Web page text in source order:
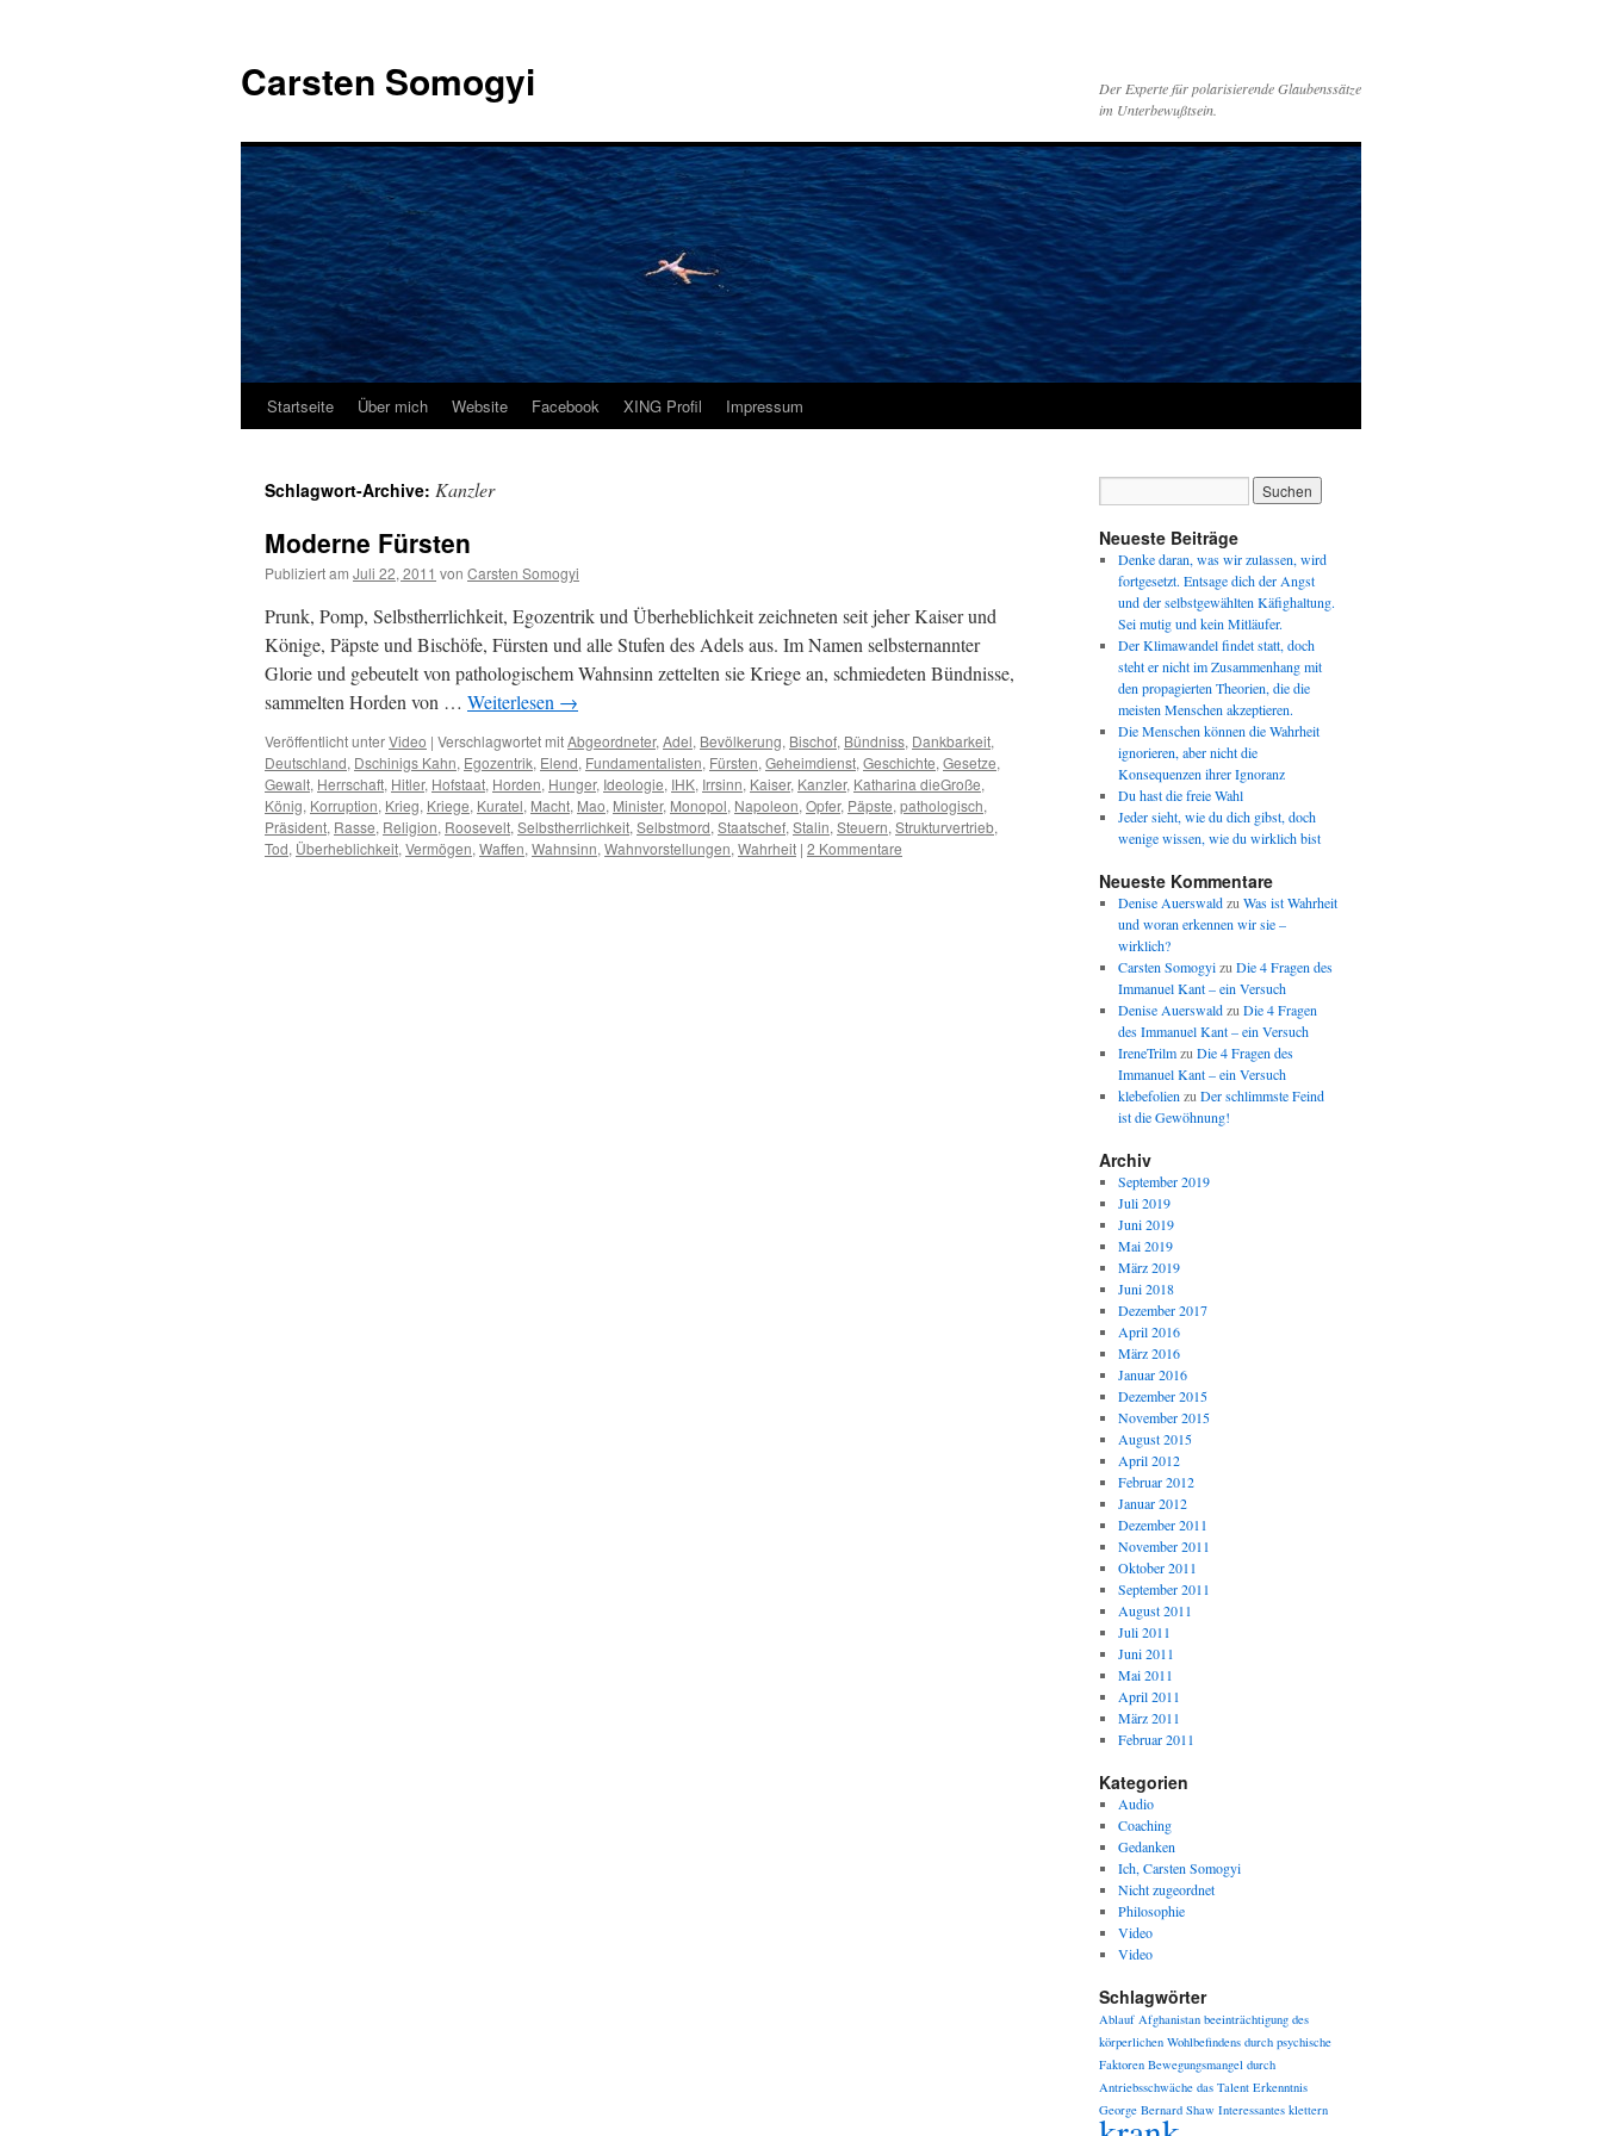
Carsten Somogyi
Der Experte für polarisierende Glaubenssätze
im Unterbewußtsein.
Zum
springen
Startseite Über mich Website Facebook XING Profil Impressum
Schlagwort-Archive: Kanzler
Moderne Fürsten
Publiziert am Juli 22, 2011 von Carsten Somogyi
Prunk, Pomp, Selbstherrlichkeit, Egozentrik und Überheblichkeit zeichneten seit jeher Kaiser und
Könige, Päpste und Bischöfe, Fürsten und alle Stufen des Adels aus. Im Namen selbsternannter
Glorie und gebeutelt von pathologischem Wahnsinn zettelten sie Kriege an, schmiedeten Bündnisse,
sammelten Horden von … Weiterlesen →
Veröffentlicht unterVideo | Verschlagwortet mitAbgeordneter, Adel, Bevölkerung, Bischof, Bündniss, Dankbarkeit,
Deutschland, Dschinigs Kahn, Egozentrik, Elend, Fundamentalisten, Fürsten, Geheimdienst, Geschichte, Gesetze,
Gewalt, Herrschaft, Hitler, Hofstaat, Horden, Hunger, Ideologie, IHK, Irrsinn, Kaiser, Kanzler, Katharina dieGroße,
König, Korruption, Krieg, Kriege, Kuratel, Macht, Mao, Minister, Monopol, Napoleon, Opfer, Päpste, pathologisch,
Präsident, Rasse, Religion, Roosevelt, Selbstherrlichkeit, Selbstmord, Staatschef, Stalin, Steuern, Strukturvertrieb,
Tod, Überheblichkeit, Vermögen, Waffen, Wahnsinn, Wahnvorstellungen, Wahrheit | 2 Kommentare
Neueste Beiträge
Denke daran, was wir zulassen, wird
fortgesetzt. Entsage dich der Angst
und der selbstgewählten Käfighaltung.
Sei mutig und kein Mitläufer.
Der Klimawandel findet statt, doch
steht er nicht im Zusammenhang mit
den propagierten Theorien, die die
meisten Menschen akzeptieren.
Die Menschen können die Wahrheit
ignorieren, aber nicht die
Konsequenzen ihrer Ignoranz
Du hast die freie Wahl
Jeder sieht, wie du dich gibst, doch
wenige wissen, wie du wirklich bist
Neueste Kommentare
Denise Auerswaldzu Was ist Wahrheit
und woran erkennen wir sie –
wirklich?
Carsten Somogyizu Die 4 Fragen des
Immanuel Kant – ein Versuch
Denise Auerswaldzu Die 4 Fragen
des Immanuel Kant – ein Versuch
IreneTrilmzu Die 4 Fragen des
Immanuel Kant – ein Versuch
klebefolien zu Der schlimmste Feind
ist die Gewöhnung!
Archiv
September 2019
Juli 2019
Juni 2019
Mai 2019
März 2019
Juni 2018
Dezember 2017
April 2016
März 2016
Januar 2016
Dezember 2015
November 2015
August 2015
April 2012
Februar 2012
Januar 2012
Dezember 2011
November 2011
Oktober 2011
September 2011
August 2011
Juli 2011
Juni 2011
Mai 2011
April 2011
März 2011
Februar 2011
Kategorien
Audio
Coaching
Gedanken
Ich, Carsten Somogyi
Nicht zugeordnet
Philosophie
Video
Video
Schlagwörter
Ablauf Afghanistan beeinträchtigung des
körperlichen Wohlbefindens durch psychische
Faktoren Bewegungsmangel durch
Antriebsschwäche das Talent Erkenntnis
George Bernard Shaw Interessantes klettern